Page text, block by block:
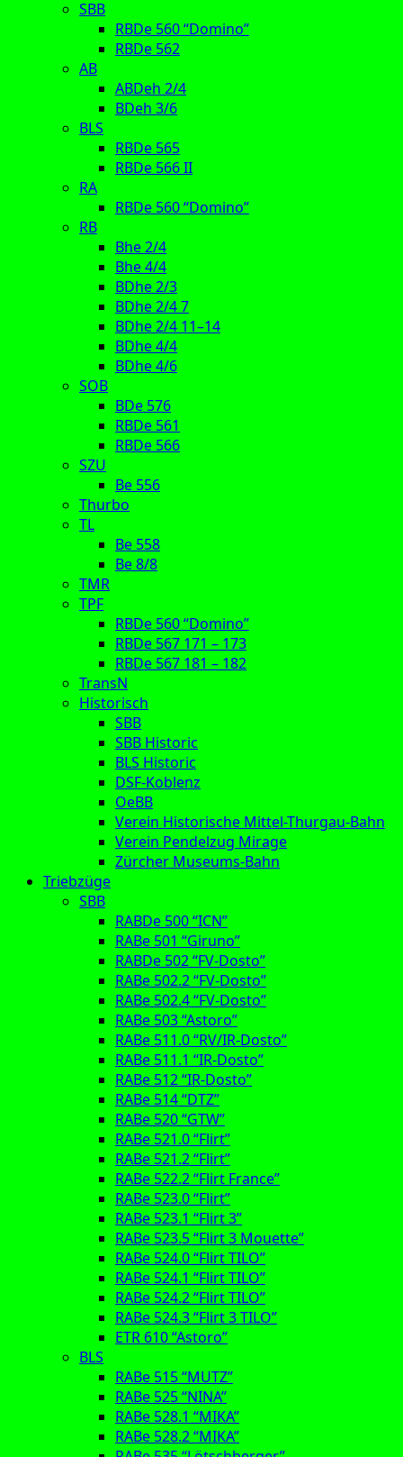
SBB
RBDe 560 “Domino”
RBDe 562
AB
ABDeh 2/4
BDeh 3/6
BLS
RBDe 565
RBDe 566 II
RA
RBDe 560 “Domino”
RB
Bhe 2/4
Bhe 4/4
BDhe 2/3
BDhe 2/4 7
BDhe 2/4 11–14
BDhe 4/4
BDhe 4/6
SOB
BDe 576
RBDe 561
RBDe 566
SZU
Be 556
Thurbo
TL
Be 558
Be 8/8
TMR
TPF
RBDe 560 “Domino”
RBDe 567 171 – 173
RBDe 567 181 – 182
TransN
Historisch
SBB
SBB Historic
BLS Historic
DSF-Koblenz
OeBB
Verein Historische Mittel-Thurgau-Bahn
Verein Pendelzug Mirage
Zürcher Museums-Bahn
Triebzüge
SBB
RABDe 500 “ICN”
RABe 501 “Giruno”
RABDe 502 “FV-Dosto”
RABe 502.2 “FV-Dosto”
RABe 502.4 “FV-Dosto”
RABe 503 “Astoro”
RABe 511.0 “RV/IR-Dosto”
RABe 511.1 “IR-Dosto”
RABe 512 “IR-Dosto”
RABe 514 “DTZ”
RABe 520 “GTW”
RABe 521.0 “Flirt”
RABe 521.2 “Flirt”
RABe 522.2 “Flirt France”
RABe 523.0 “Flirt”
RABe 523.1 “Flirt 3”
RABe 523.5 “Flirt 3 Mouette”
RABe 524.0 “Flirt TILO”
RABe 524.1 “Flirt TILO”
RABe 524.2 “Flirt TILO”
RABe 524.3 “Flirt 3 TILO”
ETR 610 “Astoro”
BLS
RABe 515 “MUTZ”
RABe 525 “NINA”
RABe 528.1 “MIKA”
RABe 528.2 “MIKA”